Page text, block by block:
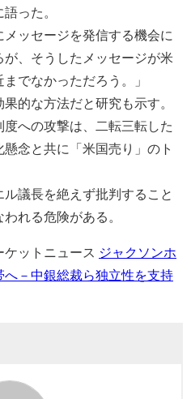
った。
ッセージを発信する機会に
、そうしたメッセージが米
でなかっただろう。」
的な方法だと研究も示す。
への攻撃は、二転三転した
念と共に「米国売り」のト
議長を絶えず批判すること
れる危険がある。
ットニュース ジャクソンホ
－中銀総裁ら独立性を支持